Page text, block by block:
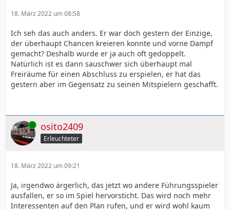
18. März 2022 um 08:58
Ich seh das auch anders. Er war doch gestern der Einzige,
der überhaupt Chancen kreieren konnte und vorne Dampf
gemacht? Deshalb wurde er ja auch oft gedoppelt.
Natürlich ist es dann sauschwer sich überhaupt mal
Freiräume für einen Abschluss zu erspielen, er hat das
gestern aber im Gegensatz zu seinen Mitspielern geschafft.
Online osito2409
Erleuchteter
18. März 2022 um 09:21
Ja, irgendwo ärgerlich, das jetzt wo andere Führungsspieler
ausfallen, er so im Spiel hervorsticht. Das wird noch mehr
Interessenten auf den Plan rufen, und er wird wohl kaum